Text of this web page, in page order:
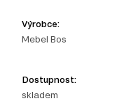
Výrobce:
Mebel Bos
Dostupnost:
skladem